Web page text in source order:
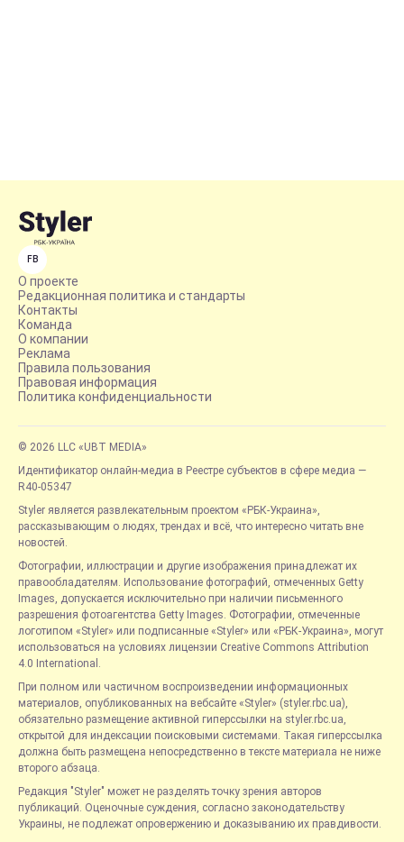
FB
О проекте
Редакционная политика и стандарты
Контакты
Команда
О компании
Реклама
Правила пользования
Правовая информация
Политика конфиденциальности
© 2026 LLC «UBT MEDIA»
Идентификатор онлайн-медиа в Реестре субъектов в сфере медиа —
R40-05347
Styler является развлекательным проектом «РБК-Украина»,
рассказывающим о людях, трендах и всё, что интересно читать вне
новостей.
Фотографии, иллюстрации и другие изображения принадлежат их
правообладателям. Использование фотографий, отмеченных Getty
Images, допускается исключительно при наличии письменного
разрешения фотоагентства Getty Images. Фотографии, отмеченные
логотипом «Styler» или подписанные «Styler» или «РБК-Украина», могут
использоваться на условиях лицензии Creative Commons Attribution
4.0 International.
При полном или частичном воспроизведении информационных
материалов, опубликованных на вебсайте «Styler» (styler.rbc.ua),
обязательно размещение активной гиперссылки на styler.rbc.ua,
открытой для индексации поисковыми системами. Такая гиперссылка
должна быть размещена непосредственно в тексте материала не ниже
второго абзаца.
Редакция "Styler" может не разделять точку зрения авторов
публикаций. Оценочные суждения, согласно законодательству
Украины, не подлежат опровержению и доказыванию их правдивости.